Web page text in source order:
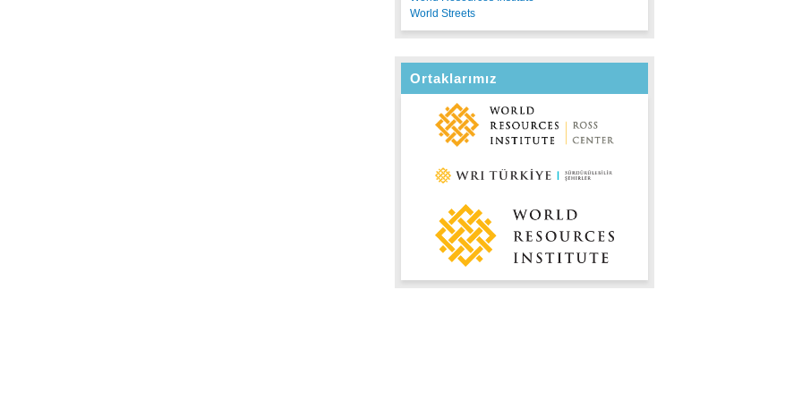
World Streets
Ortaklarımız